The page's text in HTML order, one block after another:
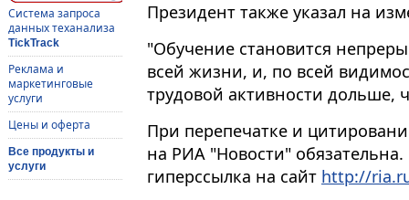
Система запроса
данных теханализа
TickTrack
Реклама и
маркетинговые
услуги
Цены и оферта
Все продукты и
услуги
Президент также указал на
"Обучение становится
всей жизни, и, по всей
трудовой активности дольше,
При перепечатке и
на РИА "Новости"
гиперссылка на сайт http://